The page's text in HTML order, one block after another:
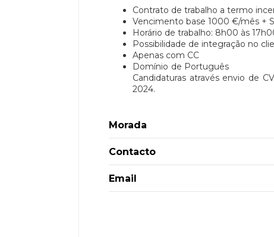
Contrato de trabalho a termo
Vencimento base 1000 €/mês +
Horário de trabalho: 8h00 às
Possibilidade de integração no
Apenas com CC
Domínio
Candidaturas através envio de
2024.
Morada
Contacto
Email